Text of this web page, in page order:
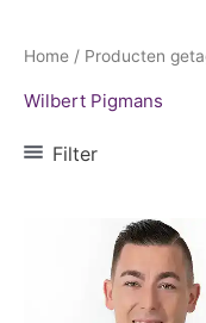
Home / Producten
Wilbert Pigmans
Filter